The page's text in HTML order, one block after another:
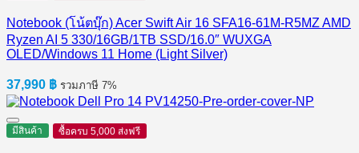
Notebook (โน้ตบุ๊ก) Acer Swift Air 16 SFA16-61M-R5MZ AMD
Ryzen AI 5 330/16GB/1TB SSD/16.0″ WUXGA
OLED/Windows 11 Home (Light Silver)
37,990 ฿ รวมภาษี 7%
มีสินค้า ซื้อครบ 5,000 ส่งฟรี